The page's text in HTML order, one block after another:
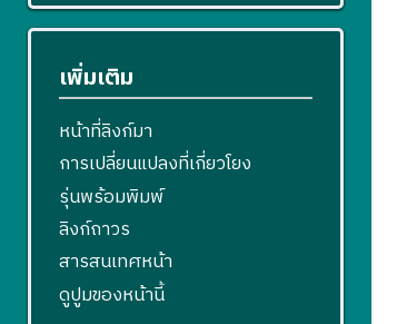
เพิ่มเติม
หน้าที่ลิงก์มา
การเปลี่ยนแปลงที่เกี่ยวโยง
รุ่นพร้อมพิมพ์
ลิงก์ถาวร
สารสนเทศหน้า
ดูปูมของหน้านี้